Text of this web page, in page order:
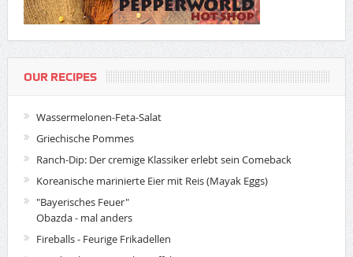
OUR RECIPES
Wassermelonen-Feta-Salat
Griechische Pommes
Ranch-Dip: Der cremige Klassiker erlebt sein Comeback
Koreanische marinierte Eier mit Reis (Mayak Eggs)
"Bayerisches Feuer"
Obazda - mal anders
Fireballs - Feurige Frikadellen